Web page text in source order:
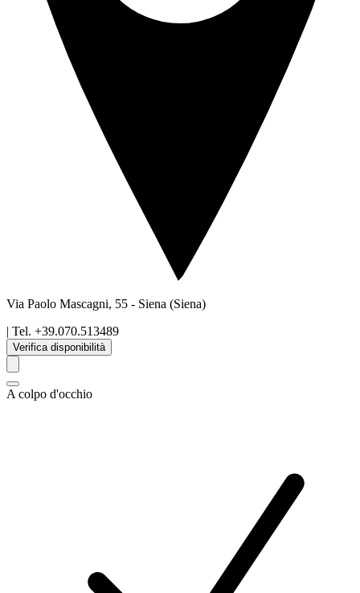
Via Paolo Mascagni, 55 - Siena (Siena)
| Tel. +39.070.513489
Verifica disponibilità
A colpo d'occhio